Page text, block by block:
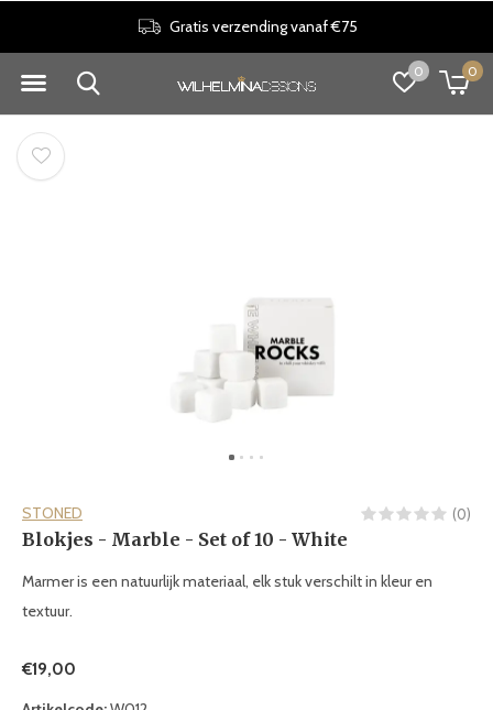
0 0
Gratis verzending vanaf €75
STONED (0)
Blokjes - Marble - Set of 10 - White
Marmer is een natuurlijk materiaal, elk stuk verschilt in kleur en
textuur.
€19,00